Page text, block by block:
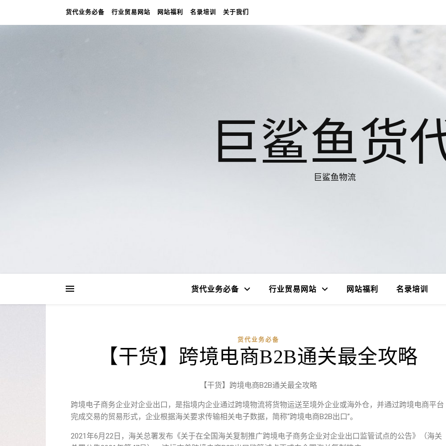
货代业务必备 行业贸易网站 网站福利 名录培训 关于我们
巨鲨鱼货
巨鲨鱼物流
货代业务必备 行业贸易网站 网站福利 名录培训
货代业务必备
【干货】跨境电商B2B通关最全攻略
【干货】跨境电商B2B通关最全攻略
跨境电子商务企业对企业出口，是指境内企业通过跨境物流将货物运送至境外企业或海外仓，并通过跨境电商平台
完成交易的贸易形式，企业根据海关要求传输相关电子数据，简称“跨境电商B2B出口”。
2021年6月22日，海关总署发布《关于在全国海关复制推广跨境电子商务企业对企业出口监管试点的公告》（海关